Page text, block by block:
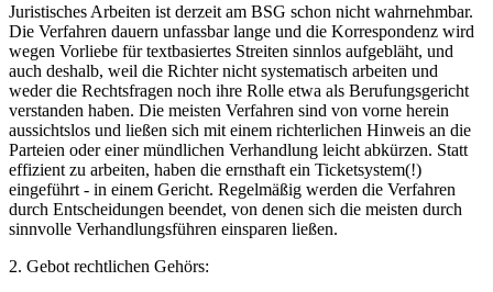
Juristisches Arbeiten ist derzeit am BSG schon nicht wahrnehmbar.
Die Verfahren dauern unfassbar lange und die Korrespondenz wird
wegen Vorliebe für textbasiertes Streiten sinnlos aufgebläht, und
auch deshalb, weil die Richter nicht systematisch arbeiten und
weder die Rechtsfragen noch ihre Rolle etwa als Berufungsgericht
verstanden haben. Die meisten Verfahren sind von vorne herein
aussichtslos und ließen sich mit einem richterlichen Hinweis an die
Parteien oder einer mündlichen Verhandlung leicht abkürzen. Statt
effizient zu arbeiten, haben die ernsthaft ein Ticketsystem(!)
eingeführt - in einem Gericht. Regelmäßig werden die Verfahren
durch Entscheidungen beendet, von denen sich die meisten durch
sinnvolle Verhandlungsführen einsparen ließen.
2. Gebot rechtlichen Gehörs: